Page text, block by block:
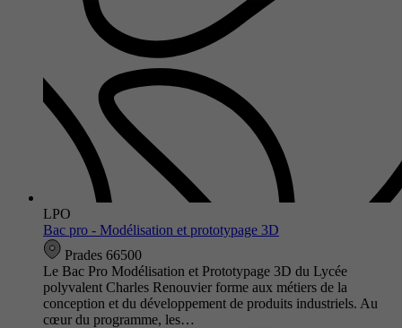
LPO
Bac pro - Modélisation et prototypage 3D
Prades 66500
Le Bac Pro Modélisation et Prototypage 3D du Lycée
polyvalent Charles Renouvier forme aux métiers de la
conception et du développement de produits industriels. Au
cœur du programme, les…